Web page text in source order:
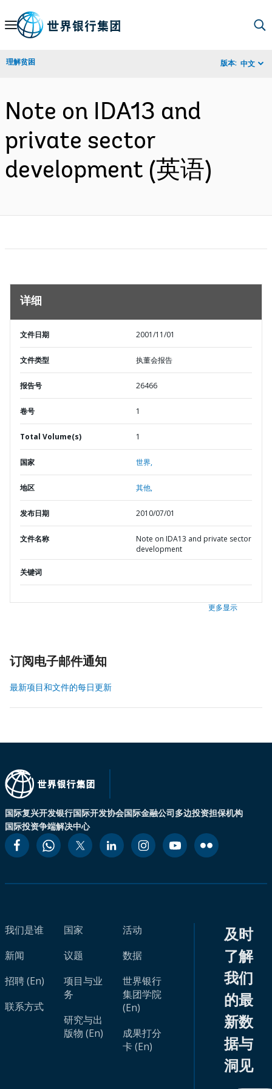
Skip
Navigation
理解贫困 版本: 中文
Note on IDA13 and
private sector
development (英语)
详细
文件日期 2001/11/01
文件类型 执董会报告
报告号 26466
卷号 1
Total Volume(s) 1
国家 世界,
地区 其他,
发布日期 2010/07/01
文件名称
Note on IDA13 and private sector
development
关键词
更多显示
订阅电子邮件通知
最新项目和文件的每日更新
国际复兴开发银行国际开发协会国际金融公司多边投资担保机构
国际投资争端解决中心
我们是谁
新闻
招聘 (En)
联系方式
国家
议题
项目与业
务
研究与出
版物 (En)
活动
数据
世界银行
集团学院
(En)
成果打分
卡 (En)
及时
了解
我们
的最
新数
据与
洞见